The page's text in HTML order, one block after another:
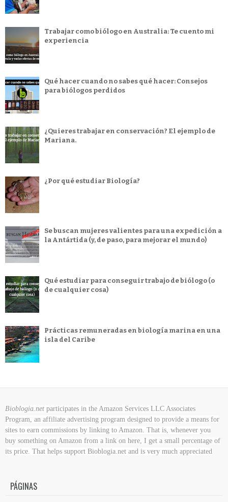
Trabajar como biólogo en Australia: Te cuento mi
experiencia
Qué hacer cuando no sabes qué hacer: Consejos
para biólogos perdidos
¿Quieres trabajar en conservación? El ejemplo de
Mariana.
¿Por qué estudiar Biología?
Se buscan mujeres valientes para una expedición a
la Antártida (y, de paso, para mejorar el mundo)
Qué estudiar para conseguir trabajo de biólogo (o
de cualquier cosa)
Prácticas remuneradas en biología marina en una
isla del Caribe
Bioblogia.net participates in the Amazon Services LLC Associates
Program, an affiliate advertising program designed to provide a means for
sites to earn commissions by linking to Amazon. That is, whenever you
buy something on Amazon from a link on here, I get a small percentage of
its price. That helps support Bioblogia.net and is very much appreciated
PÁGINAS